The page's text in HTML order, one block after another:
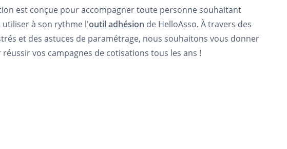
est conçue pour accompagner toute personne souhaitant
à son rythme l'outil adhésion de HelloAsso. À travers des
et des astuces de paramétrage, nous souhaitons vous donner
réussir vos campagnes de cotisations tous les ans !